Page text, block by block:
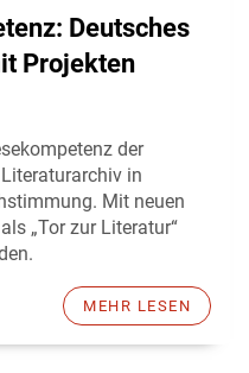
Deutsches
Projekten
der
in
Mit neuen
„Tor zur Literatur“
MEHR LESEN